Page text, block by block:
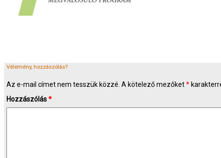
Vélemény, hozzászólás?
Az e-mail címet nem tesszük közzé. A kötelező mezőket*
Hozzászólás*